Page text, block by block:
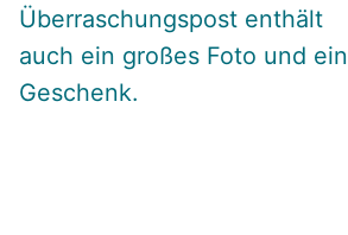
Überraschungspost enthält
auch ein großes Foto und ein
Geschenk.